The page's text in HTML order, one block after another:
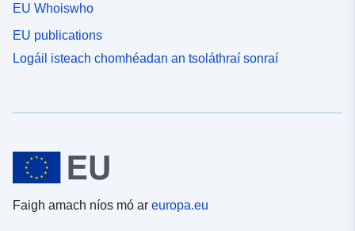
EU Whoiswho
EU publications
Logáil isteach chomhéadan an tsoláthraí sonraí
Faigh amach níos mó ar europa.eu